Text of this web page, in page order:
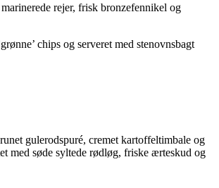
rejer, frisk bronzefennikel og
chips og serveret med stenovnsbagt
gulerodspuré, cremet kartoffeltimbale og
med søde syltede rødløg, friske ærteskud og